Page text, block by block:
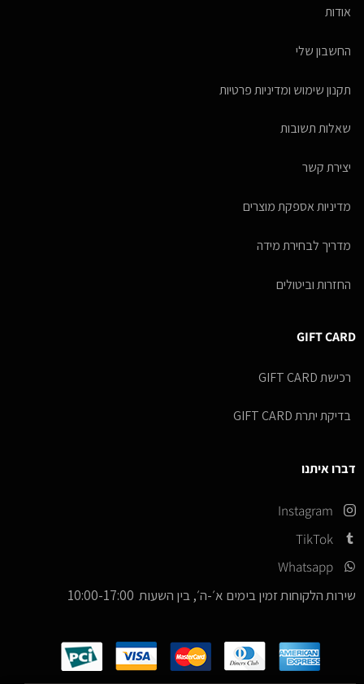
אודות
החשבון שלי
תקנון שימוש ומדיניות פרטיות
שאלות תשובות
יצירת קשר
מדיניות אספקת מוצרים
מדריך לבחירת מידה
החזרות וביטולים
GIFT CARD
רכישת GIFT CARD
בדיקת יתרת GIFT CARD
דברו איתנו
Instagram
TikTok
Whatsapp
שירות הלקוחות זמין בימים א׳-ה׳, בין השעות 10:00-17:00